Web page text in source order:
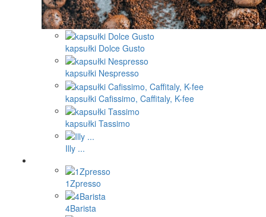
kapsułki Dolce Gusto
kapsułki Nespresso
kapsułki Cafissimo, Caffitaly, K-fee
kapsułki Tassimo
Illy ...
1Zpresso
4Barista